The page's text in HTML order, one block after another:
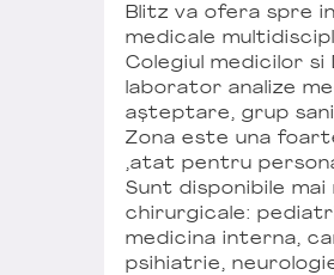
Blitz va ofera spre
medicale
Colegiul medicilor
laborator analize
așteptare, grup
Zona este una
,atat pentru
Sunt disponibile
chirurgicale:
medicina interna,
psihiatrie,